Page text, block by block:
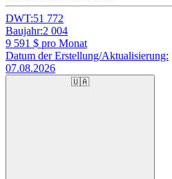
DWT:51 772
Baujahr:2 004
9 591 $ pro Monat
Datum der Erstellung/Aktualisierung:
07.08.2026
🇺🇦